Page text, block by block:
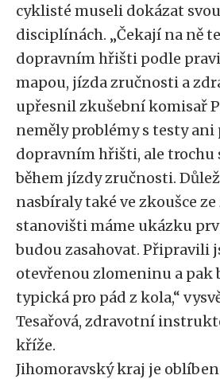
cyklisté museli dokázat
disciplínách. „Čekají na ně
dopravním hřišti podle
mapou, jízda zručnosti a
upřesnil zkušební komisař
neměly problémy s testy ani
dopravním hřišti, ale trochu
během jízdy zručnosti.
nasbíraly také ve zkoušce ze
stanovišti máme ukázku
budou zasahovat. Připravili
otevřenou zlomeninu a pak
typická pro pád z kola,“
Tesařová, zdravotní
kříže.
Jihomoravský kraj je